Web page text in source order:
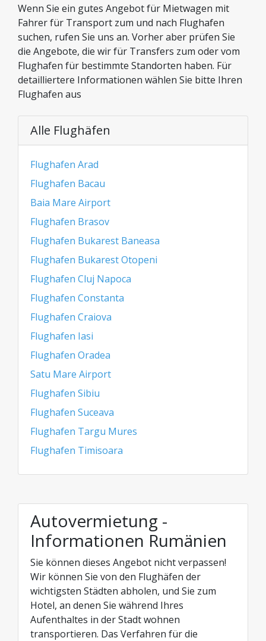
Wenn Sie ein gutes Angebot für Mietwagen mit
Fahrer für Transport zum und nach Flughafen
suchen, rufen Sie uns an. Vorher aber prüfen Sie
die Angebote, die wir für Transfers zum oder vom
Flughafen für bestimmte Standorten haben. Für
detailliertere Informationen wählen Sie bitte Ihren
Flughafen aus
Alle Flughäfen
Flughafen Arad
Flughafen Bacau
Baia Mare Airport
Flughafen Brasov
Flughafen Bukarest Baneasa
Flughafen Bukarest Otopeni
Flughafen Cluj Napoca
Flughafen Constanta
Flughafen Craiova
Flughafen Iasi
Flughafen Oradea
Satu Mare Airport
Flughafen Sibiu
Flughafen Suceava
Flughafen Targu Mures
Flughafen Timisoara
Autovermietung -
Informationen Rumänien
Sie können dieses Angebot nicht verpassen!
Wir können Sie von den Flughäfen der
wichtigsten Städten abholen, und Sie zum
Hotel, an denen Sie während Ihres
Aufenthaltes in der Stadt wohnen
transportieren. Das Verfahren für die